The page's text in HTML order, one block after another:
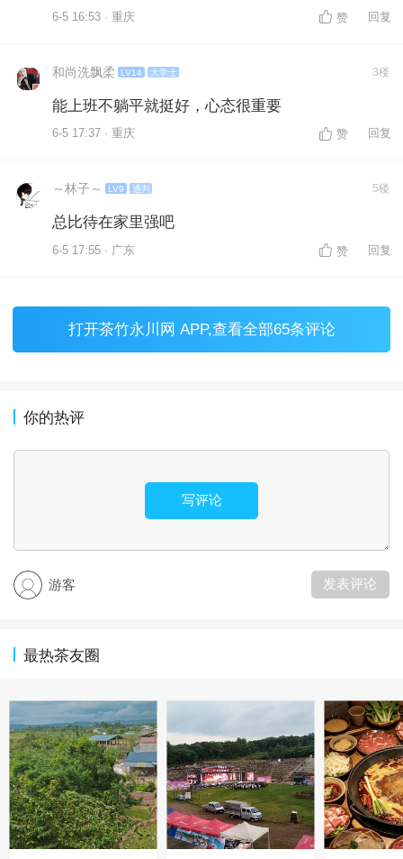
6-5 16:53 · 重庆 赞 回复
和尚洗飘柔 LV14 大学士 3楼
能上班不躺平就挺好，心态很重要
6-5 17:37 · 重庆 赞 回复
～林子～ LV9 通判 5楼
总比待在家里强吧
6-5 17:55 · 广东 赞 回复
打开茶竹永川网 APP,查看全部65条评论
你的热评
写评论
游客 发表评论
最热茶友圈